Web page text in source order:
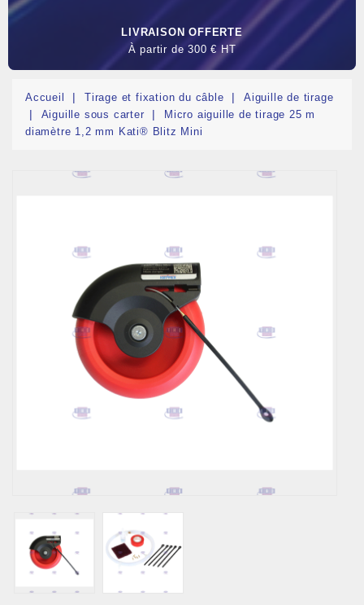
LIVRAISON OFFERTE
À partir de 300 € HT
Accueil Tirage et fixation du câble
Aiguille de tirage
Aiguille sous carter
Micro aiguille de tirage 25 m
diamètre 1,2 mm Kati® Blitz Mini